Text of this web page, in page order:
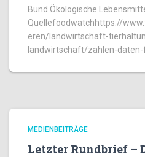
Bund Ökologische
Quellefoodwatchhttps://
eren/landwirtschaft-
landwirtschaft/zahlen-
MEDIENBEITRÄGE
Letzter Rundbrief –